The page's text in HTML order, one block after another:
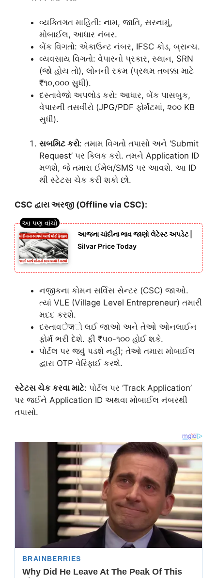
વ્યક્તિગત માહિતી: નામ, જાતિ, સરનામું,
મોબાઈલ, આધાર નંબર.
બેંક વિગતો: એકાઉન્ટ નંબર, IFSC કોડ, બ્રાન્ચ.
વ્યવસાય વિગતો: વેપારનો પ્રકાર, સ્થાન, SRN
(જો હોય તો), લોનની રકમ (પ્રથમ તબક્કા માટે
₹૧૦,૦૦૦ સુધી).
દસ્તાવેજો અપલોડ કરો: આધાર, બેંક પાસબુક,
વેપારની તસવીરો (JPG/PDF ફોર્મેટમાં, ૨૦૦ KB
સુધી).
સબમિટ કરો: તમામ વિગતો તપાસો અને ‘Submit
Request’ પર ક્લિક કરો. તમને Application ID
મળશે, જે તમારા ઈમેલ/SMS પર આવશે. આ ID
થી સ્ટેટસ ચેક કરી શકો છો.
CSC દ્વારા અરજી (Offline via CSC):
આજના ચાંદીના ભાવ જાણો લેટેસ્ટ અપડેટ |
Silvar Price Today
નજીકના કોમન સર્વિસ સેન્ટર (CSC) જાઓ.
ત્યાં VLE (Village Level Entrepreneur) તમારી
મદદ કરશે.
દસ્તાવेजો લઈ જાઓ અને તેઓ ઓનલાઈન
ફોર્મ ભરી દેશે. ફી ₹૫૦-૧૦૦ હોઈ શકે.
પોર્ટલ પર જવું પડશે નહીં; તેઓ તમારા મોબાઈલ
દ્વારા OTP વેરિફાઈ કરશે.
સ્ટેટસ ચેક કરવા માટે: પોર્ટલ પર ‘Track Application’
પર જઈને Application ID અથવા મોબાઈલ નંબરથી
તપાસો.